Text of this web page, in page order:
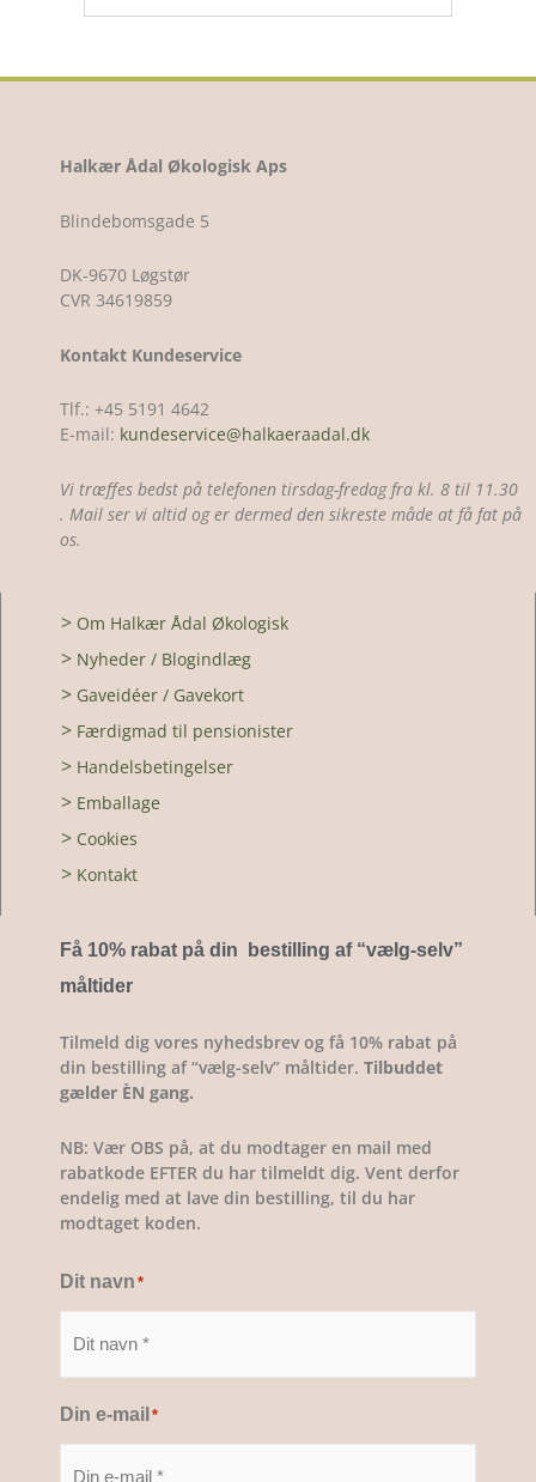
Halkær Ådal Økologisk Aps
Blindebomsgade 5
DK-9670 Løgstør
CVR 34619859
Kontakt Kundeservice
Tlf.: +45 5191 4642
E-mail: kundeservice@halkaeraadal.dk
Vi træffes bedst på telefonen tirsdag-fredag fra kl. 8 til 11.30
. Mail ser vi altid og er dermed den sikreste måde at få fat på
os.
> Om Halkær Ådal Økologisk
> Nyheder / Blogindlæg
> Gaveidéer / Gavekort
> Færdigmad til pensionister
> Handelsbetingelser
> Emballage
> Cookies
> Kontakt
Få 10% rabat på din bestilling af “vælg-selv”
måltider
Tilmeld dig vores nyhedsbrev og få 10% rabat på
din bestilling af “vælg-selv” måltider. Tilbuddet
gælder ÈN gang.
NB: Vær OBS på, at du modtager en mail med
rabatkode EFTER du har tilmeldt dig. Vent derfor
endelig med at lave din bestilling, til du har
modtaget koden.
Dit navn *
Din e-mail *